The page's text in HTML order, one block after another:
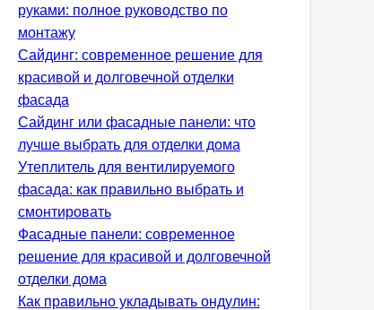
руками: полное руководство по
монтажу
Сайдинг: современное решение для
красивой и долговечной отделки
фасада
Сайдинг или фасадные панели: что
лучше выбрать для отделки дома
Утеплитель для вентилируемого
фасада: как правильно выбрать и
смонтировать
Фасадные панели: современное
решение для красивой и долговечной
отделки дома
Как правильно укладывать ондулин: